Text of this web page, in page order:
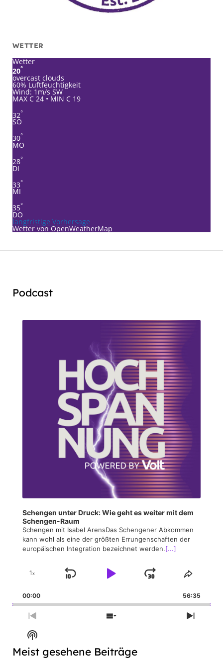
WETTER
Wetter
20°
overcast clouds
60% Luftfeuchtigkeit
Wind: 1m/s SW
MAX C 24 • MIN C 19
32°
SO
30°
MO
28°
DI
33°
MI
35°
DO
langfristige Vorhersage
Wetter von OpenWeatherMap
Podcast
Player
Schengen unter Druck: Wie geht es weiter mit dem
Schengen-Raum
Schengen mit Isabel ArensDas Schengener Abkommen
kann wohl als eine der größten Errungenschaften der
europäischen Integration bezeichnet werden.[...]
Change
Rate
1x
Skip
Play
Jump
Forward
Share
00:00 56:35
Previous
Episode
Show
Next
Show
Podcast
Information
Meist gesehene Beiträge